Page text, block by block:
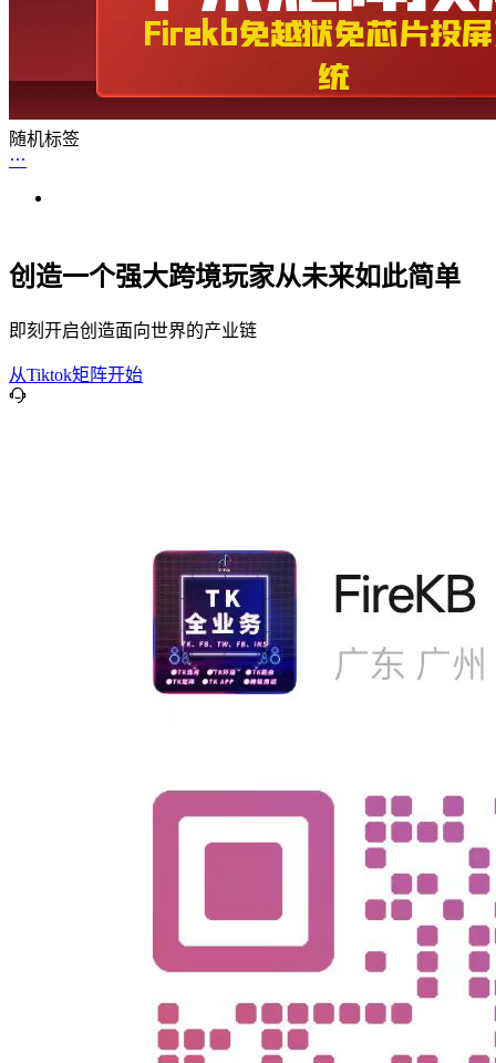
随机标签
创造一个强大跨境玩家从未来如此简单
即刻开启创造面向世界的产业链
从Tiktok矩阵开始